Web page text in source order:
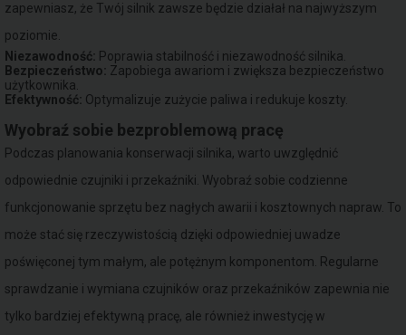
zapewniasz, że Twój silnik zawsze będzie działał na najwyższym
poziomie.
Niezawodność: Poprawia stabilność i niezawodność silnika.
Bezpieczeństwo: Zapobiega awariom i zwiększa bezpieczeństwo
użytkownika.
Efektywność: Optymalizuje zużycie paliwa i redukuje koszty.
Wyobraź sobie bezproblemową pracę
Podczas planowania konserwacji silnika, warto uwzględnić
odpowiednie czujniki i przekaźniki. Wyobraź sobie codzienne
funkcjonowanie sprzętu bez nagłych awarii i kosztownych napraw. To
może stać się rzeczywistością dzięki odpowiedniej uwadze
poświęconej tym małym, ale potężnym komponentom. Regularne
sprawdzanie i wymiana czujników oraz przekaźników zapewnia nie
tylko bardziej efektywną pracę, ale również inwestycję w